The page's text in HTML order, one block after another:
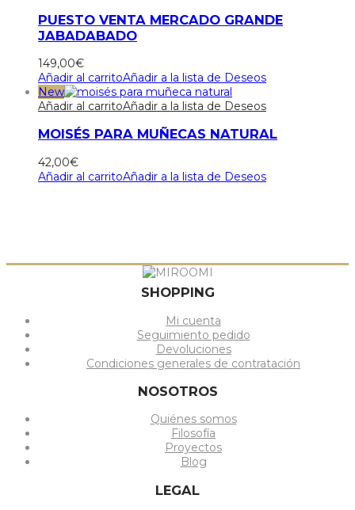
PUESTO VENTA MERCADO GRANDE
JABADABADO
149,00€
Añadir al carritoAñadir a la lista de Deseos
New
Añadir al carritoAñadir a la lista de Deseos
MOISÉS PARA MUÑECAS NATURAL
42,00€
Añadir al carritoAñadir a la lista de Deseos
SHOPPING
Mi cuenta
Seguimiento pedido
Devoluciones
Condiciones generales de contratación
NOSOTROS
Quiénes somos
Filosofía
Proyectos
Blog
LEGAL